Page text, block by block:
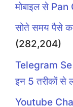
मोबाइल से
सोते समय पैसे
(282,204)
Telegram
इन 5 तरीकों से
Youtube